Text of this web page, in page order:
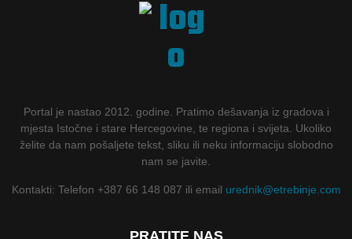
Portal je nastao 2012. godine. Pratimo dešavanja iz gradova i
mjesta Istočne i stare Hercegovine, te regiona i svijeta. Ukoliko
želite da nam pošaljete tekst, sliku ili neku informaciju slobodno
nam se javite.
Kontakti: Telefon +387 66 148 087 ili email urednik@etrebinje.com